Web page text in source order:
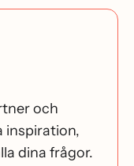
och
inspiration,
dina frågor.